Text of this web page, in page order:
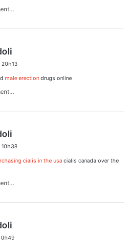
t
20h13
male erection drugs online
t
cialis in the usa cialis canada over the
t
0h49